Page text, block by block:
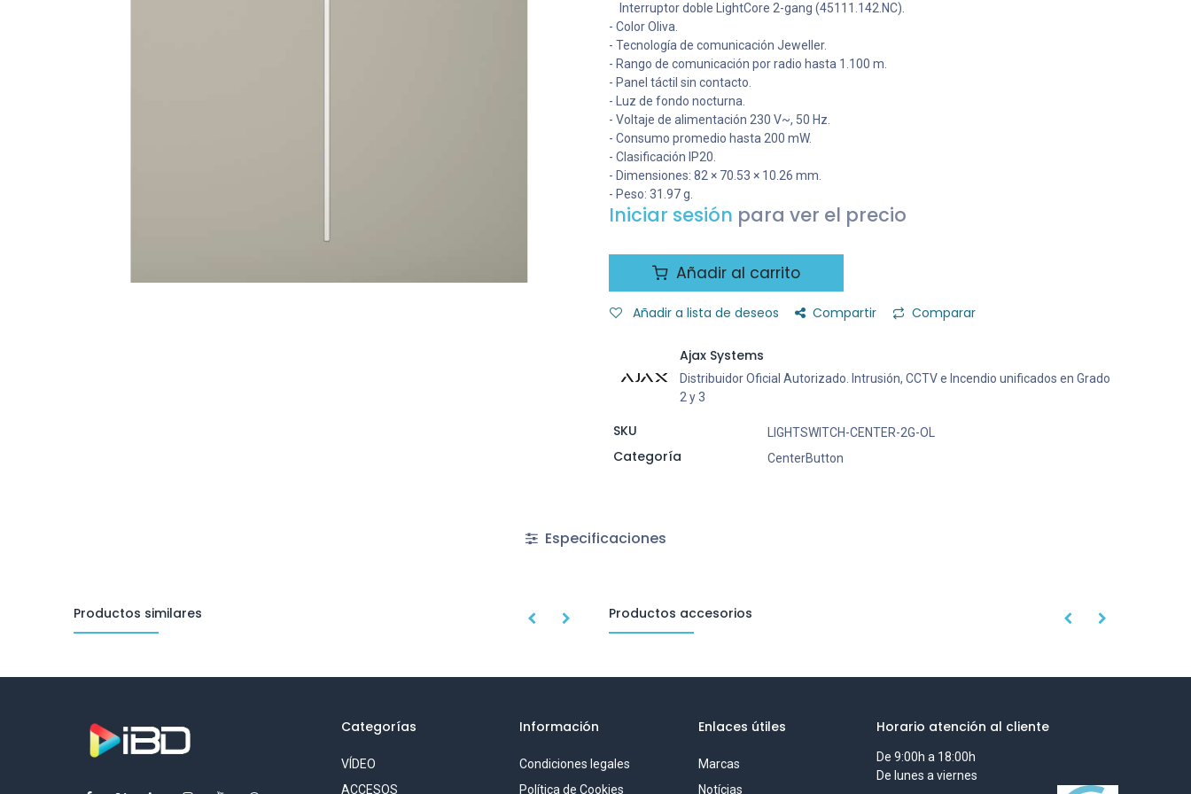
Interruptor doble LightCore 2-gang (45111.142.NC).
- Color Oliva.
- Tecnología de comunicación Jeweller.
- Rango de comunicación por radio hasta 1.100 m.
- Panel táctil sin contacto.
- Luz de fondo nocturna.
- Voltaje de alimentación 230 V~, 50 Hz.
- Consumo promedio hasta 200 mW.
- Clasificación IP20.
- Dimensiones: 82 × 70.53 × 10.26 mm.
- Peso: 31.97 g.
Iniciar sesión para ver el precio
Añadir al carrito
Añadir a lista de deseos Compartir Comparar
Ajax Systems
Distribuidor Oficial Autorizado. Intrusión, CCTV e Incendio unificados en Grado
2 y 3
SKU LIGHTSWITCH-CENTER-2G-OL
Categoría CenterButton
Especificaciones
Productos similares Productos accesorios
Categorías
VÍDEO
ACCESOS
Información
Condiciones legales
Política de Cookies
Enlaces útiles
Marcas
Notícias
Horario atención al cliente
De 9:00h a 18:00h
De lunes a viernes